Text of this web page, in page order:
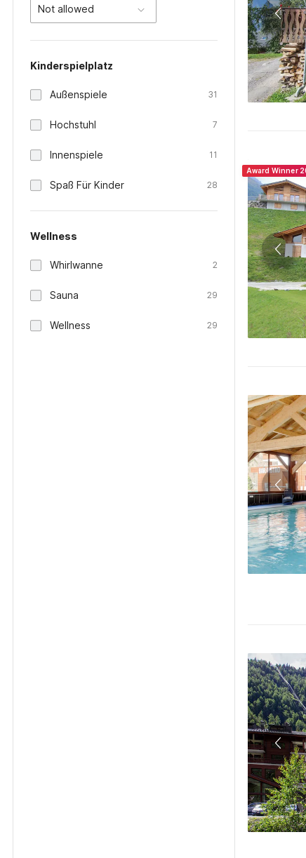
Not allowed
Kinderspielplatz
Außenspiele 31
Hochstuhl 7
Innenspiele 11
Spaß Für Kinder 28
Wellness
Whirlwanne 2
Sauna 29
Wellness 29
Award Winner